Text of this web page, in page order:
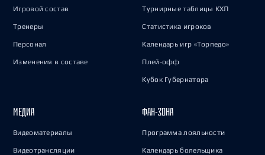
Игровой состав
Тренеры
Персонал
Изменения в составе
Турнирные таблицы КХЛ
Статистика игроков
Календарь игр «Торпедо»
Плей-офф
Кубок Губернатора
МЕДИА
Видеоматериалы
Видеотрансляции
ФАН-ЗОНА
Программа лояльности
Календарь болельщика